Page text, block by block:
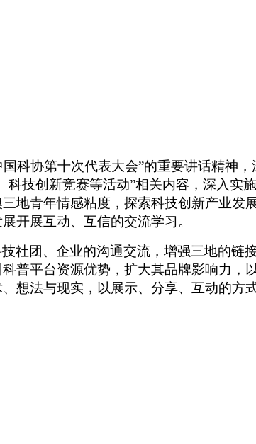
国科协第十次代表大会”的重要讲话精神
技创新竞赛等活动”相关内容，深入实
地青年情感粘度，探索科技创新产业发
开展互动、互信的交流学习。
社团、企业的沟通交流，增强三地的链
普平台资源优势，扩大其品牌影响力，
想法与现实，以展示、分享、互动的方